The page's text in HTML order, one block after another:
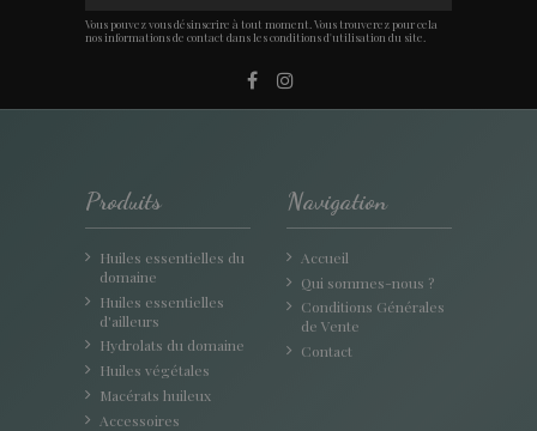
Vous pouvez vous désinscrire à tout moment. Vous trouverez pour cela
nos informations de contact dans les conditions d'utilisation du site.
Produits
Huiles essentielles du
domaine
Huiles essentielles
d'ailleurs
Hydrolats du domaine
Huiles végétales
Macérats huileux
Accessoires
Navigation
Accueil
Qui sommes-nous ?
Conditions Générales
de Vente
Contact